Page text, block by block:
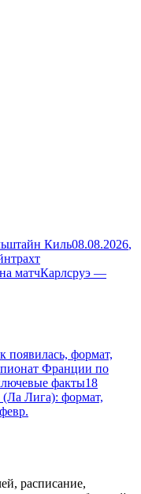
Киль08.08.2026,
матчКарлсруэ —
появилась, формат,
Франции по
факты18
Лига): формат,
расписание,